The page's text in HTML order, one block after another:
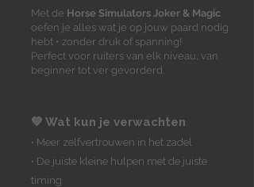
Met de Horse Simulators Joker & Magic
oefen je alles wat je op jouw paard nodig
hebt • zonder druk of spanning!
Perfect voor ruiters van elk niveau, van
beginner tot ver gevorderd.
💚 Wat kun je verwachten
• Meer zelfvertrouwen in het zadel
• De juiste kleine hulpen met de juiste
timing